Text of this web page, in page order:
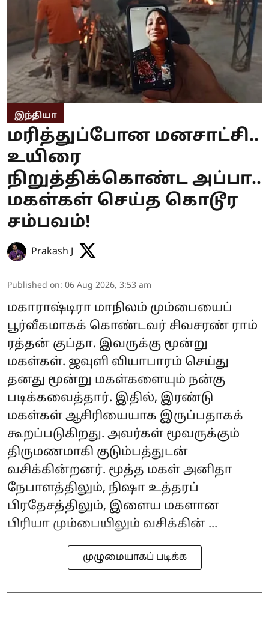
இந்தியா
மரித்துப்போன மனசாட்சி..
உயிரை
நிறுத்திக்கொண்ட அப்பா..
மகள்கள் செய்த கொடூர
சம்பவம்!
Prakash J
Published on: 06 Aug 2026, 3:53 am
மகாராஷ்டிரா மாநிலம் மும்பையைப்
பூர்வீகமாகக் கொண்டவர் சிவசரண் ராம்
ரத்தன் குப்தா. இவருக்கு மூன்று
மகள்கள். ஜவுளி வியாபாரம் செய்து
தனது மூன்று மகள்களையும் நன்கு
படிக்கவைத்தார். இதில், இரண்டு
மகள்கள் ஆசிரியையாக இருப்பதாகக்
கூறப்படுகிறது. அவர்கள் மூவருக்கும்
திருமணமாகி குடும்பத்துடன்
வசிக்கின்றனர். மூத்த மகள் அனிதா
நேபாளத்திலும், நிஷா உத்தரப்
பிரதேசத்திலும், இளைய மகளான
பிரியா மும்பையிலும் வசிக்கின் ...
முழுமையாகப் படிக்க